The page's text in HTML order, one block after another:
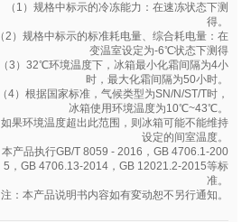
（1）规格中标示的冷冻能力：在速冻状态下测
得。
（2）规格中标示的标准耗电量、综合耗电量：在
变温室设定为-6℃状态下测得
（3）32℃环境温度下，冰箱最小化霜间隔为4小
时，最大化霜间隔为50小时。
（4）根据国家标准，气候类型为SN/N/ST/T时，
冰箱使用环境温度为10℃~43℃。
如果环境温度超出此范围，则冰箱可能不能维持
设定的间室温度。
本产品执行GB/T 8059 - 2016，GB 4706.1-200
5，GB 4706.13-2014，GB 12021.2-2015等标
准。
注：本产品说明书内容如有変动恕不另行通知。